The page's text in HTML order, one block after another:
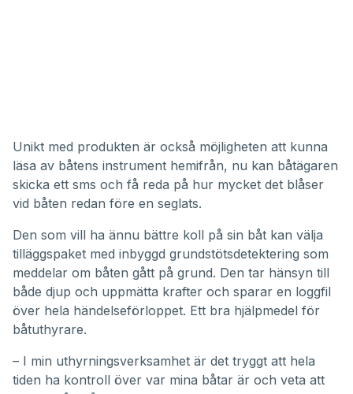
Unikt med produkten är också möjligheten att kunna
läsa av båtens instrument hemifrån, nu kan båtägaren
skicka ett sms och få reda på hur mycket det blåser
vid båten redan före en seglats.
Den som vill ha ännu bättre koll på sin båt kan välja
tilläggspaket med inbyggd grundstötsdetektering som
meddelar om båten gått på grund. Den tar hänsyn till
både djup och uppmätta krafter och sparar en loggfil
över hela händelseförloppet. Ett bra hjälpmedel för
båtuthyrare.
– I min uthyrningsverksamhet är det tryggt att hela
tiden ha kontroll över var mina båtar är och veta att